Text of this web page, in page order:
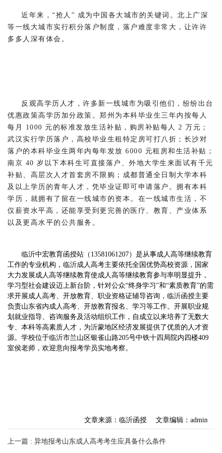
近年来，“抢人” 成为中国各大城市的关键词。北上广深
等一线大城市实行积分落户制度，落户难度非常大，让许许
多多人深有体会。
反观高学历人才，许多新一线城市为吸引他们，纷纷出台
优惠政策高学历加分政策。郑州为本科毕业生三年内按每人
每月 1000 元的标准发放生活补贴，购房补贴每人 2 万元；
武汉实行学历落户，高校毕业生租特定房可打八折；长沙对
落户的本科毕业生两年内每年发放 6000 元租房和生活补贴；
南京 40 岁以下本科生可直接落户、外地大学生来面试有千元
补贴、高层次人才首套房不限购；成都普通全日制大学本科
及以上学历的青年人才，凭毕业证即可申请落户。拥有本科
学历，就拥有了留在一线城市的资本。在一线城市生活，不
仅薪资水平高，还能享受到更完善的医疗、教育、产业体系
以及更高水平的公共服务。
临沂中宏教育函授站（13581061207）是从事成人高等继续教育
工作的专业机构，临沂成人高考主要依托全国优势高校资源，国家
大力发展成人高等继续教育使成人高等继续教育参与率明显提升，
学习型社会建设迈上新台阶，针对公众“终身学习"和“素质教育”的需
求开展成人高考、开放教育、职业资格证辅导咨询，临沂函授主要
负责山东省内成人高考、开放教育报名、学习等工作。开展职业规
划就业指导、咨询服务及活动组织工作，自成立以来培养了无数大
专、本科等高素质人才，为沂蒙地区经济发展提供了优质的人才资
源。学校位于临沂市兰山区银雀山路205号中铁十四局院内四楼409
室侯老师，欢迎意向报考学员实地考察。
文章来源：临沂函授 文章编辑：admin
上一篇 : 异地报考山东成人高考考生应具备什么条件